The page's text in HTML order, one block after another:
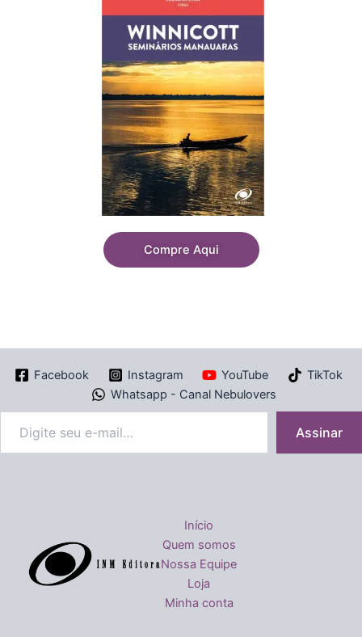
Compre Aqui
Facebook Instagram YouTube
TikTok
Whatsapp - Canal Nebulovers
Assinar
Início
Quem somos
Nossa Equipe
Loja
Minha conta